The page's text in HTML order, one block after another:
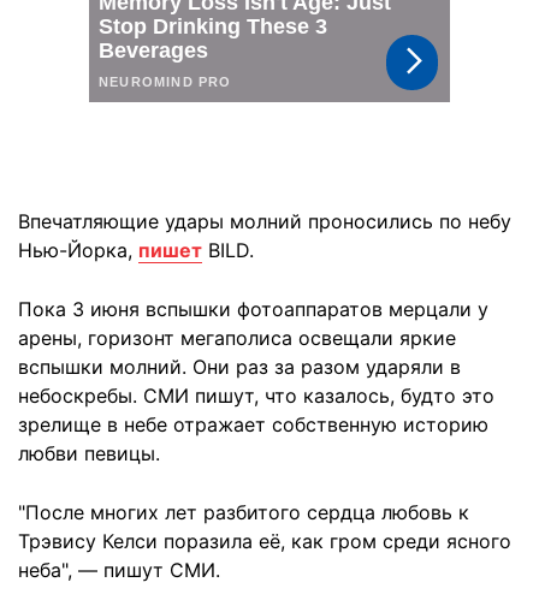
Впечатляющие удары молний проносились по небу
Нью-Йорка, пишет BILD.
Пока 3 июня вспышки фотоаппаратов мерцали у
арены, горизонт мегаполиса освещали яркие
вспышки молний. Они раз за разом ударяли в
небоскребы. СМИ пишут, что казалось, будто это
зрелище в небе отражает собственную историю
любви певицы.
"После многих лет разбитого сердца любовь к
Трэвису Келси поразила её, как гром среди ясного
неба", — пишут СМИ.